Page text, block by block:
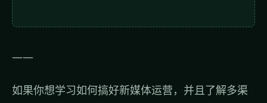
——
如果你想学习如何搞好新媒体运营，并且了解多渠